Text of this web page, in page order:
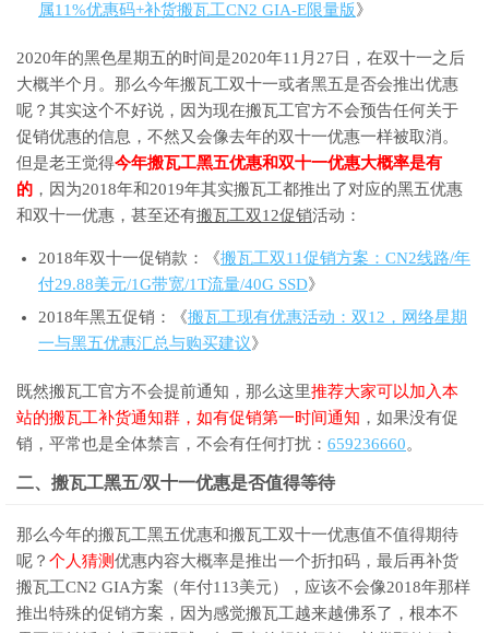
属11%优惠码+补货搬瓦工CN2 GIA-E限量版》
2020年的黑色星期五的时间是2020年11月27日，在双十一之后
大概半个月。那么今年搬瓦工双十一或者黑五是否会推出优惠
呢？其实这个不好说，因为现在搬瓦工官方不会预告任何关于
促销优惠的信息，不然又会像去年的双十一优惠一样被取消。
但是老王觉得今年搬瓦工黑五优惠和双十一优惠大概率是有
的 ，因为2018年和2019年其实搬瓦工都推出了对应的黑五优惠
和双十一优惠，甚至还有搬瓦工双12促销活动：
2018年双十一促销款：《搬瓦工双11促销方案：CN2线路/年
付29.88美元/1G带宽/1T流量/40G SSD》
2018年黑五促销：《搬瓦工现有优惠活动：双12，网络星期
一与黑五优惠汇总与购买建议》
既然搬瓦工官方不会提前通知，那么这里推荐大家可以加入本
站的搬瓦工补货通知群，如有促销第一时间通知 ，如果没有促
销，平常也是全体禁言，不会有任何打扰： 659236660。
二、搬瓦工黑五/双十一优惠是否值得等待
那么今年的搬瓦工黑五优惠和搬瓦工双十一优惠值不值得期待
呢？ 个人猜测优惠内容大概率是推出一个折扣码，最后再补货
搬瓦工CN2 GIA方案（年付113美元），应该不会像2018年那样
推出特殊的促销方案，因为感觉搬瓦工越来越佛系了，根本不